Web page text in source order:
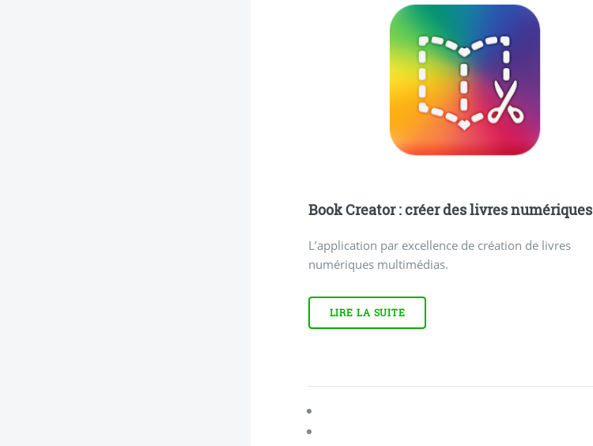
Book Creator : créer des livres numériques
L’application par excellence de création de livres
numériques multimédias.
LIRE LA SUITE